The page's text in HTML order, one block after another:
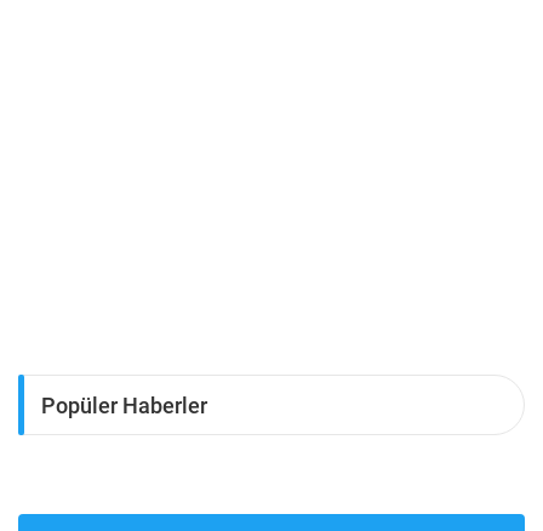
Popüler Haberler